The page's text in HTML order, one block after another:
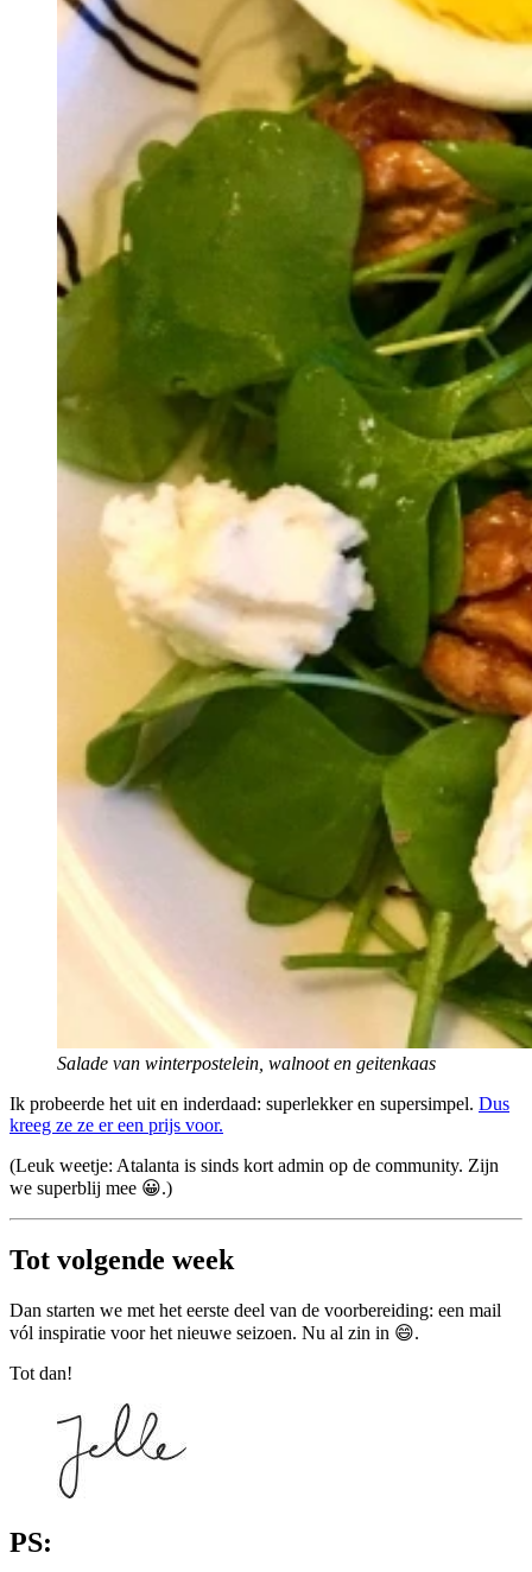
Salade van winterpostelein, walnoot en geitenkaas
Ik probeerde het uit en inderdaad: superlekker en supersimpel. Dus
kreeg ze ze er een prijs voor.
(Leuk weetje: Atalanta is sinds kort admin op de community. Zijn
we superblij mee 😀.)
Tot volgende week
Dan starten we met het eerste deel van de voorbereiding: een mail
vól inspiratie voor het nieuwe seizoen. Nu al zin in 😄.
Tot dan!
PS: